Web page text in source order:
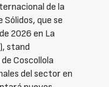
de la
que se
2026 en La
stand
Coscollola
del sector en